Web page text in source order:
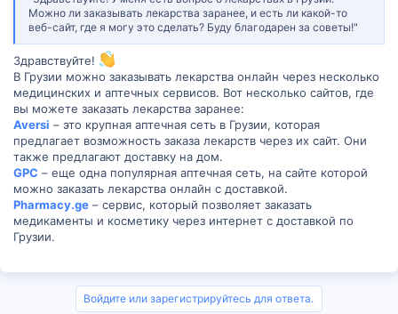
Можно ли заказывать лекарства заранее, и есть ли какой-то
веб-сайт, где я могу это сделать? Буду благодарен за советы!"
Здравствуйте!
В Грузии можно заказывать лекарства онлайн через несколько
медицинских и аптечных сервисов. Вот несколько сайтов, где
вы можете заказать лекарства заранее:
Aversi – это крупная аптечная сеть в Грузии, которая
предлагает возможность заказа лекарств через их сайт. Они
также предлагают доставку на дом.
GPC – еще одна популярная аптечная сеть, на сайте которой
можно заказать лекарства онлайн с доставкой.
Pharmacy.ge – сервис, который позволяет заказать
медикаменты и косметику через интернет с доставкой по
Грузии.
Войдите или зарегистрируйтесь для ответа.